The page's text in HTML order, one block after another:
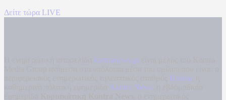
Δείτε τώρα LIVE
kontranews.gr
Kontra
Kontra News